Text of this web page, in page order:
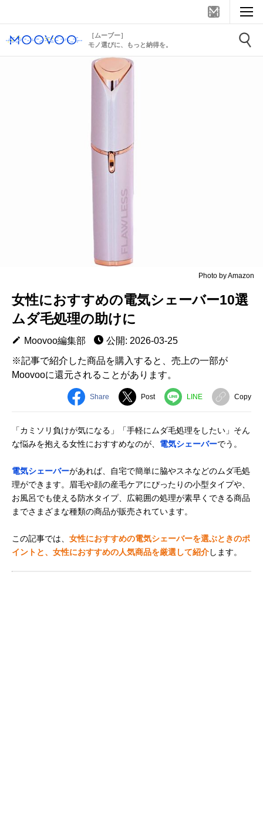
［ムーブー］
モノ選びに、もっと納得を。
Photo by Amazon
女性におすすめの電気シェーバー10選
ムダ毛処理の助けに
Moovoo編集部
公開: 2026-03-25
※記事で紹介した商品を購入すると、売上の一部が
Moovooに還元されることがあります。
Share Post LINE Copy
「カミソリ負けが気になる」「手軽にムダ毛処理をしたい」そん
な悩みを抱える女性におすすめなのが、 電気シェーバーでう。
電気シェーバーがあれば、自宅で簡単に脇やスネなどのムダ毛処
理ができます。眉毛や顔の産毛ケアにぴったりの小型タイプや、
お風呂でも使える防水タイプ、広範囲の処理が素早くできる商品
までさまざまな種類の商品が販売されています。
この記事では、 女性におすすめの電気シェーバーを選ぶときのポ
イントと、女性におすすめの人気商品を厳選して紹介します。